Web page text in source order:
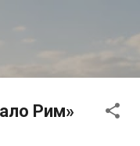
Рим»